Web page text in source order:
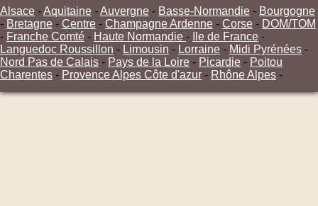
Alsace -Aquitaine -Auvergne - Basse-Normandie - Bourgogne
- Bretagne - Centre - Champagne Ardenne - Corse - DOM/TOM
- Franche Comté - Haute Normandie - Ile de France -
Languedoc Roussillon - Limousin - Lorraine - Midi Pyrénées -
Nord Pas de Calais - Pays de la Loire - Picardie - Poitou
Charentes - Provence Alpes Côte d'azur - Rhône Alpes -